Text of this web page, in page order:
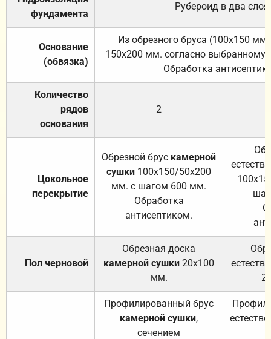
фундамента
Рубероид в два слоя.
Основание
(обвязка)
Из обрезного бруса (100х150
150х200 мм. согласно выбранному
Обработка
Количество
рядов
основания
2
Цокольное
перекрытие
Обрезной брус камерной
сушки 100х150/50х200
мм. с шагом 600 мм.
Обработка
антисептиком.
Пол черновой
Обрезная доска
камерной сушки 20х100
мм.
Профилированный брус
камерной сушки,
сечением